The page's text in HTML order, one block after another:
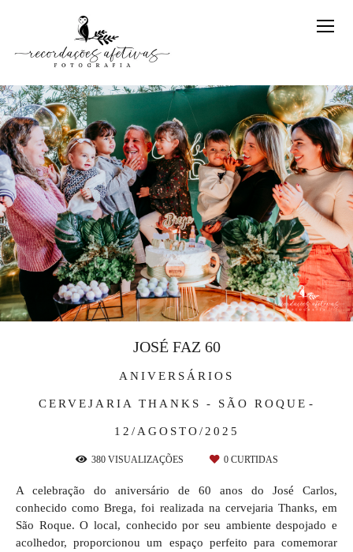
ANIVERSÁRIOS
CERVEJARIA THANKS - SÃO ROQUE
12/AGOSTO/2025
JOSÉ FAZ 60
380VISUALIZAÇÕES 0CURTIDAS
A celebração do aniversário de 60 anos do José Carlos,
conhecido como Brega, foi realizada na cervejaria Thanks, em
São Roque. O local, conhecido por seu ambiente despojado e
acolhedor, proporcionou um espaço perfeito para comemorar